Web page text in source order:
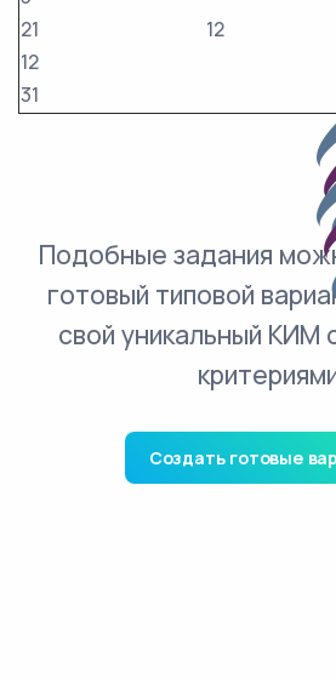
21
12
31
12
Подобные задания
готовый типовой
свой уникальный КИМ
Создать готовые